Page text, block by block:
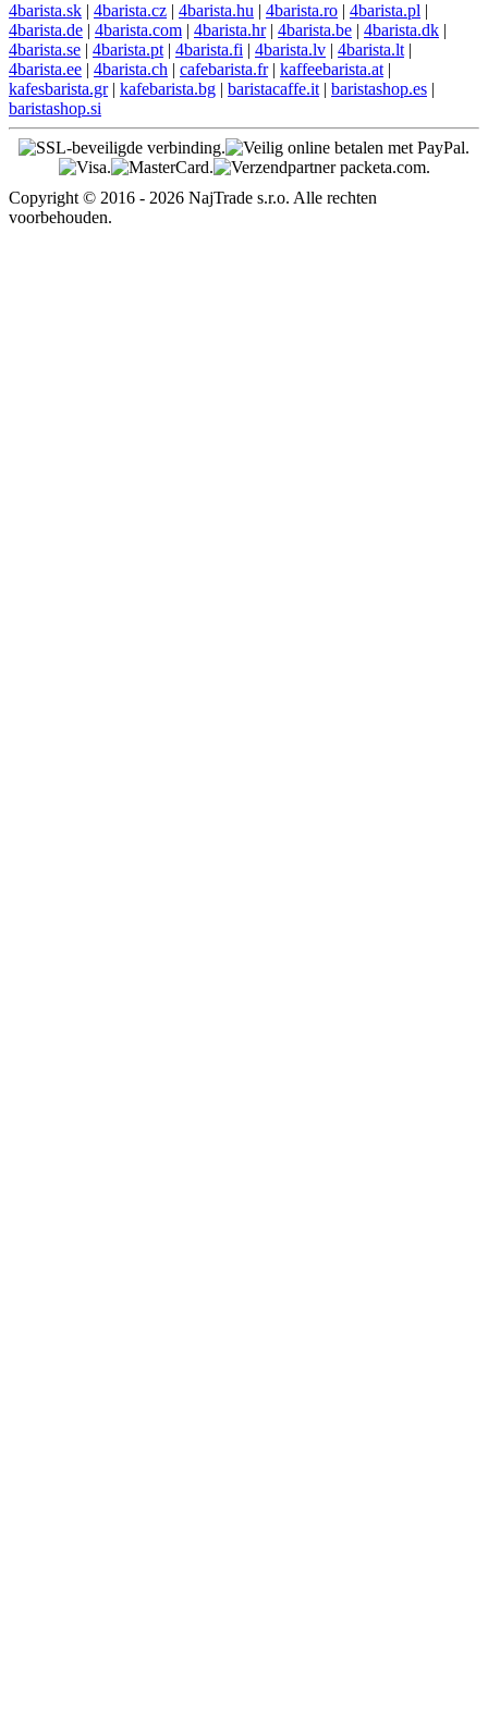
4barista.sk | 4barista.cz | 4barista.hu | 4barista.ro | 4barista.pl |
4barista.de | 4barista.com | 4barista.hr| 4barista.be | 4barista.dk |
4barista.se | 4barista.pt | 4barista.fi | 4barista.lv | 4barista.lt |
4barista.ee | 4barista.ch | cafebarista.fr| kaffeebarista.at |
kafesbarista.gr| kafebarista.bg | baristacaffe.it | baristashop.es |
baristashop.si
Copyright © 2016 - 2026 NajTrade s.r.o. Alle rechten
voorbehouden.